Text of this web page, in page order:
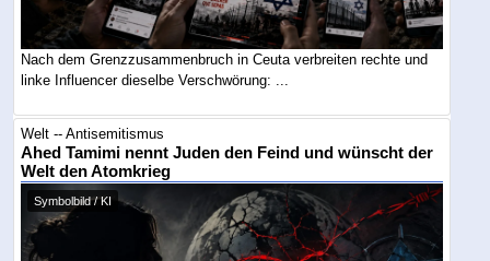
Nach dem Grenzzusammenbruch in Ceuta verbreiten rechte und
linke Influencer dieselbe Verschwörung: ...
Welt -- Antisemitismus
Ahed Tamimi nennt Juden den Feind und wünscht der
Welt den Atomkrieg
Symbolbild / KI